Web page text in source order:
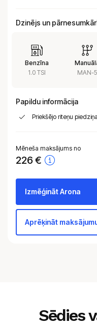
Dzinējs un
Benzīna
1.0 TSI
MAN-5
Papildu informācija
Priekšējo riteņu
Mēneša maksājums no
226€
Izmēģināt Arona
Aprēķināt
Sēdies